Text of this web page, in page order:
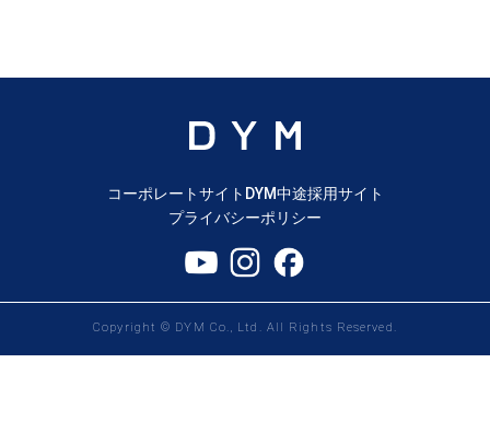
コーポレートサイト DYM中途採用サイト
プライバシーポリシー
Copyright © DYM Co., Ltd. All Rights Reserved.